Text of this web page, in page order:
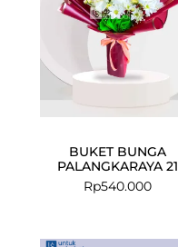
BUKET BUNGA
PALANGKARAYA 21
Rp540.000